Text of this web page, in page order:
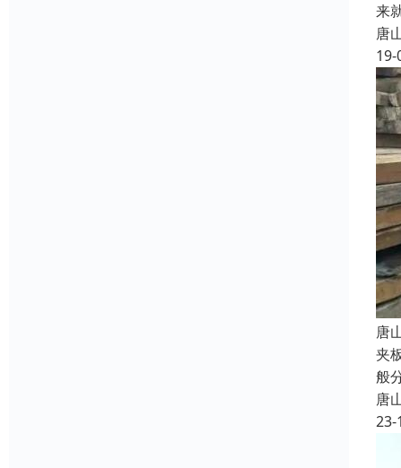
来
唐
19-
唐
夹
般
唐
23-